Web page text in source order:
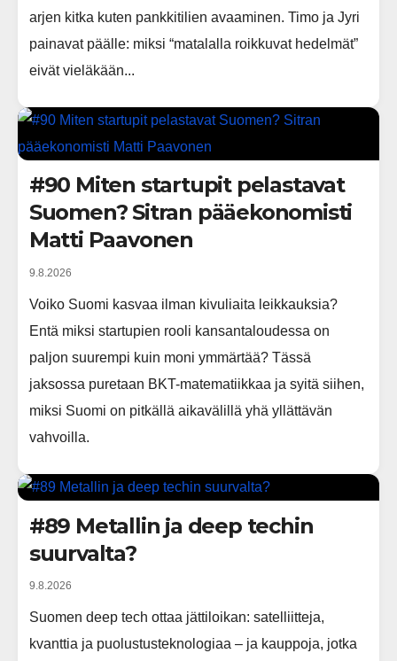
arjen kitka kuten pankkitilien avaaminen. Timo ja Jyri
painavat päälle: miksi “matalalla roikkuvat hedelmät”
eivät vieläkään...
#90 Miten startupit pelastavat
Suomen? Sitran pääekonomisti
Matti Paavonen
9.8.2026
Voiko Suomi kasvaa ilman kivuliaita leikkauksia?
Entä miksi startupien rooli kansantaloudessa on
paljon suurempi kuin moni ymmärtää? Tässä
jaksossa puretaan BKT-matematiikkaa ja syitä siihen,
miksi Suomi on pitkällä aikavälillä yhä yllättävän
vahvoilla.
#89 Metallin ja deep techin
suurvalta?
9.8.2026
Suomen deep tech ottaa jättiloikan: satelliitteja,
kvanttia ja puolustusteknologiaa – ja kauppoja, jotka